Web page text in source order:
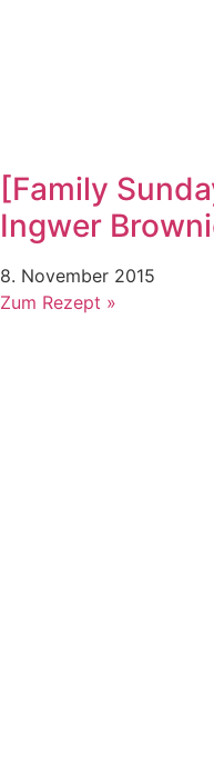
[Family
Ingwer
8. November 2015
Zum Rezept »